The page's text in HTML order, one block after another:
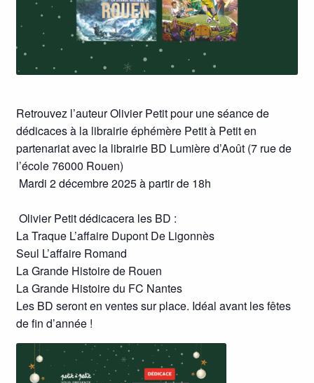
Retrouvez l’auteur Olivier Petit pour une séance de
dédicaces à la librairie éphémère Petit à Petit en
partenariat avec la librairie BD Lumière d’Août (7 rue de
l’école 76000 Rouen)
Mardi 2 décembre 2025 à partir de 18h
Olivier Petit dédicacera les BD :
La Traque L’affaire Dupont De Ligonnès
Seul L’affaire Romand
La Grande Histoire de Rouen
La Grande Histoire du FC Nantes
Les BD seront en ventes sur place. Idéal avant les fêtes
de fin d’année !